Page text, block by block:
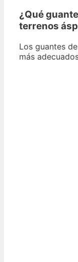
¿Qué
terrenos
Los guantes
más